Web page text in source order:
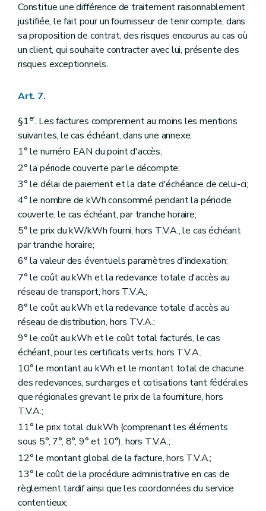
Constitue une différence de traitement raisonnablement
justifiée, le fait pour un fournisseur de tenir compte, dans
sa proposition de contrat, des risques encourus au cas où
un client, qui souhaite contracter avec lui, présente des
risques exceptionnels.
Art. 7.
§1er. Les factures comprennent au moins les mentions
suivantes, le cas échéant, dans une annexe:
1° le numéro EAN du point d'accès;
2° la période couverte par le décompte;
3° le délai de paiement et la date d'échéance de celui-ci;
4° le nombre de kWh consommé pendant la période
couverte, le cas échéant, par tranche horaire;
5° le prix du kW/kWh fourni, hors T.V.A., le cas échéant
par tranche horaire;
6° la valeur des éventuels paramètres d'indexation;
7° le coût au kWh et la redevance totale d'accès au
réseau de transport, hors T.V.A.;
8° le coût au kWh et la redevance totale d'accès au
réseau de distribution, hors T.V.A.;
9° le coût au kWh et le coût total facturés, le cas
échéant, pour les certificats verts, hors T.V.A.;
10° le montant au kWh et le montant total de chacune
des redevances, surcharges et cotisations tant fédérales
que régionales grevant le prix de la fourniture, hors
T.V.A.;
11° le prix total du kWh (comprenant les éléments
sous 5°, 7°, 8°, 9° et 10°), hors T.V.A.;
12° le montant global de la facture, hors T.V.A.;
13° le coût de la procédure administrative en cas de
règlement tardif ainsi que les coordonnées du service
contentieux;